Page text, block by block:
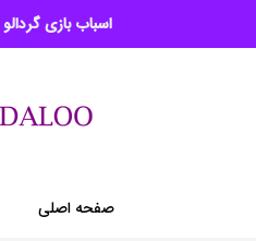
اسباب بازی گردالو
صفحه اصلی